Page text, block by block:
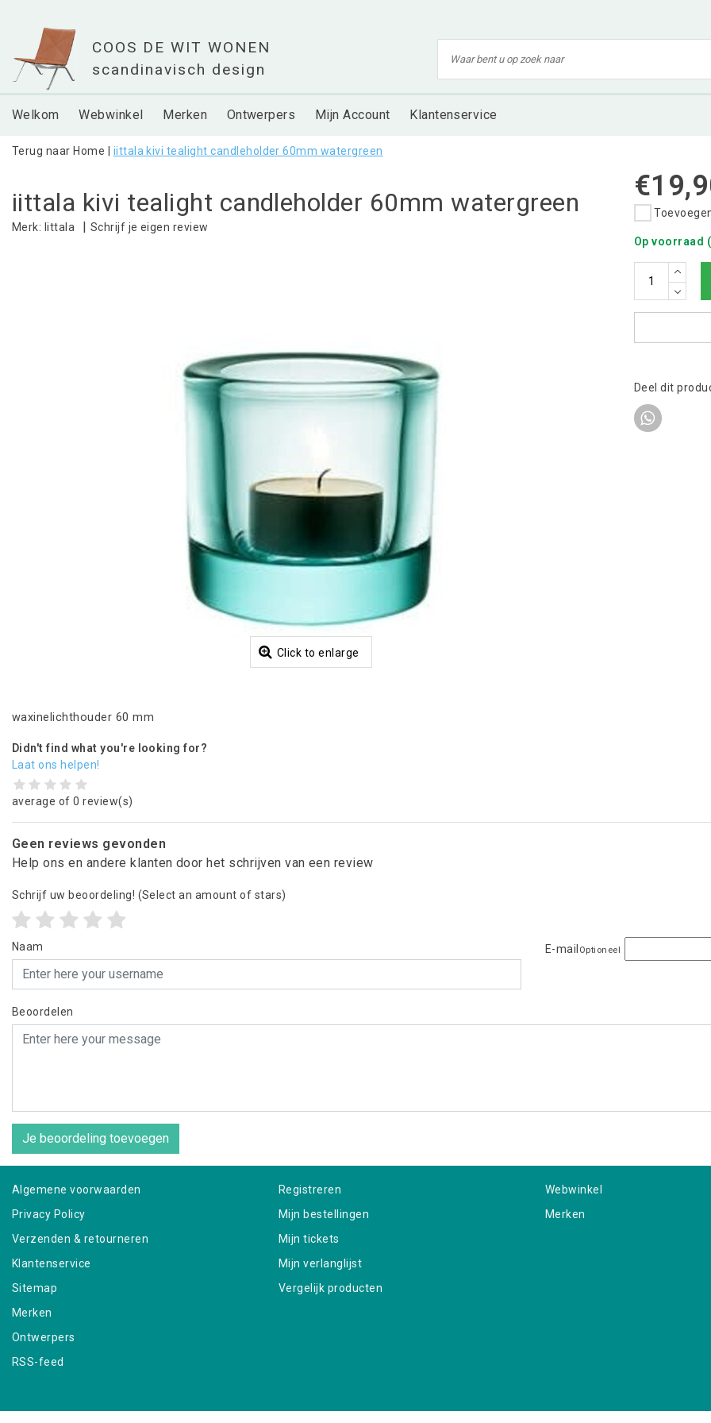
Welkom Webwinkel Merken Ontwerpers Mijn Account Klantenservice
Terug naar Home iittala kivi tealight candleholder 60mm watergreen
iittala kivi tealight candleholder 60mm watergreen
Merk: Iittala | Schrijf je eigen review
Click to enlarge
Op voorraad
Deel dit
waxinelichthouder 60 mm
Didn't find what you're looking for?
Laat ons helpen!
average of 0 review(s)
Geen reviews gevonden
Help ons en andere klanten door het schrijven van een review
Schrijf uw beoordeling! (Select an amount of stars)
Naam E-mail Optioneel
Beoordelen
Je beoordeling toevoegen
Algemene voorwaarden
Privacy Policy
Verzenden & retourneren
Klantenservice
Sitemap
Merken
Ontwerpers
RSS-feed
Registreren
Mijn bestellingen
Mijn tickets
Mijn verlanglijst
Vergelijk producten
Webwinkel
Merken